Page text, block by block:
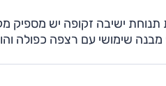
ישיבה זקופה יש מספיק